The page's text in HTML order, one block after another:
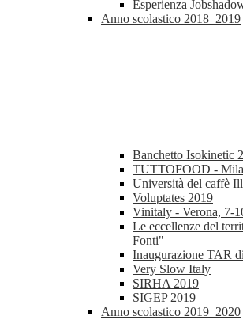
Esperienza
Anno scolastico 2018_2019
Banchetto Isokinetic
TUTTOFOOD -
Università del caffè
Voluptates 2019
Vinitaly - Verona, 7-
Le eccellenze del
Fonti"
Inaugurazione TAR
Very Slow Italy
SIRHA 2019
SIGEP 2019
Anno scolastico 2019_2020